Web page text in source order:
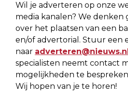
Wil je adverteren op onze
media kanalen? We denken
over het plaatsen van een
en/of advertorial. Stuur een
naar
specialisten neemt contact
mogelijkheden te
Wij hopen van je te horen!